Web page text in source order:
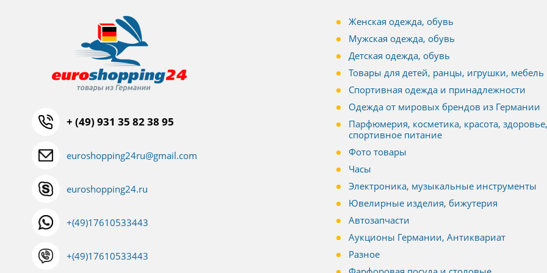
+ (49) 931 35 82 38 95
euroshopping24ru@gmail.com
euroshopping24.ru
+(49)17610533443
+(49)17610533443
Женская одежда, обувь
Мужская одежда, обувь
Детская одежда, обувь
Товары для детей, ранцы, игрушки, мебель
Спортивная одежда и принадлежности
Одежда от мировых брендов из Германии
Парфюмерия, косметика, красота, здоровье,
спортивное питание
Фото товары
Часы
Электроника, музыкальные инструменты
Ювелирные изделия, бижутерия
Автозапчасти
Аукционы Германии, Антиквариат
Разное